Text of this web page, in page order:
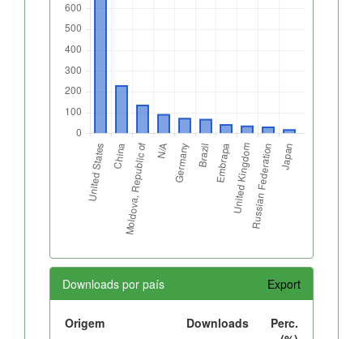
Downloads por país Export
Origem Downloads
Perc.